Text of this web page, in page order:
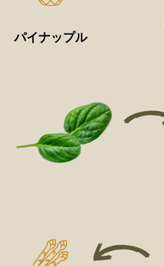
パイナップル